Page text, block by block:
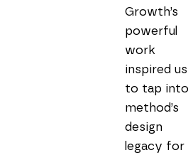
Growth’s
powerful
work
inspired us
to tap into
method’s
design
legacy for